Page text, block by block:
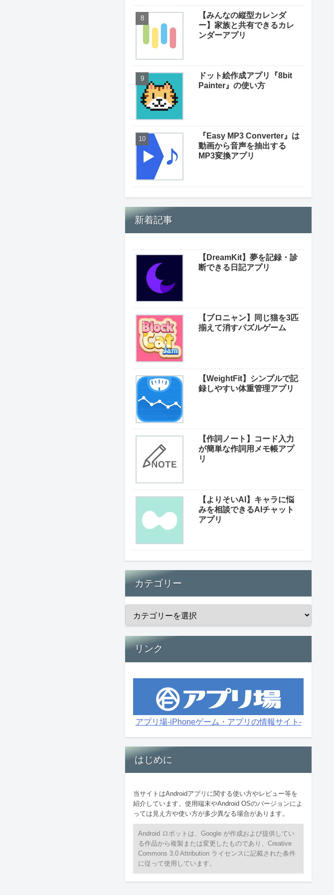
【みんなの縦型カレンダ
ー】家族と共有できるカレ
ンダーアプリ
ドット絵作成アプリ『8bit
Painter』の使い方
『Easy MP3 Converter』は
動画から音声を抽出する
MP3変換アプリ
新着記事
【DreamKit】夢を記録・診
断できる日記アプリ
【ブロニャン】同じ猫を3匹
揃えて消すパズルゲーム
【WeightFit】シンプルで記
録しやすい体重管理アプリ
【作詞ノート】コード入力
が簡単な作詞用メモ帳アプ
リ
【よりそいAI】キャラに悩
みを相談できるAIチャット
アプリ
カテゴリー
リンク
アプリ場-iPhoneゲーム・アプリの情報サイト-
はじめに
当サイトはAndroidアプリに関する使い方やレビュー等を
紹介しています。使用端末やAndroid OSのバージョンによ
っては見え方や使い方が多少異なる場合があります。
Android ロボットは、Google が作成および提供してい
る作品から複製または変更したものであり、Creative
Commons 3.0 Attribution ライセンスに記載された条件
に従って使用しています。